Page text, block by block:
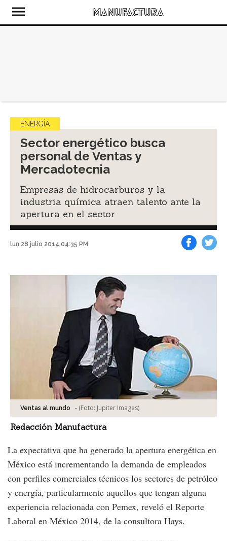
ENERGÍA
Sector energético busca
personal de Ventas y
Mercadotecnia
Empresas de hidrocarburos y la
industria química atraen talento ante la
apertura en el sector
lun 28 julio 2014 04:35 PM
Ventas al mundo - (Foto: Jupiter Images)
Redacción Manufactura
La expectativa que ha generado la apertura energética en
México está incrementando la demanda de empleados
con perfiles comerciales técnicos los sectores de petróleo
y energía, particularmente aquellos que tengan alguna
experiencia relacionada con Pemex, reveló el Reporte
Laboral en México 2014, de la consultora Hays.